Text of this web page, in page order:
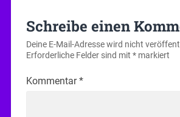
Schreibe einen
Deine E-Mail-Adresse wird nicht
Erforderliche Felder sind mit *markiert
Kommentar*